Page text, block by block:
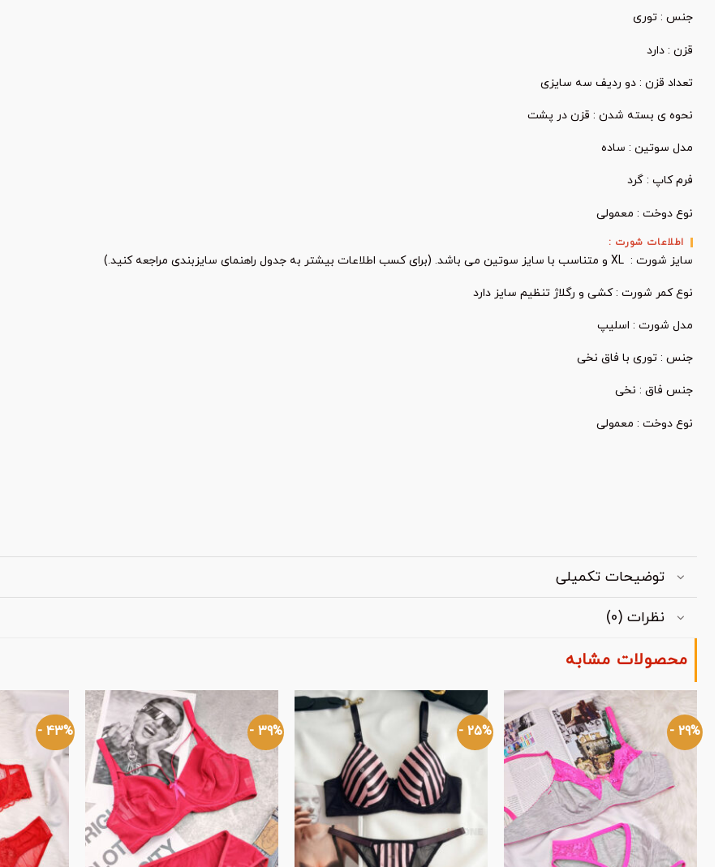
جنس : توری
قزن : دارد
تعداد قزن : دو ردیف سه سایزی
نحوه ی بسته شدن : قزن در پشت
مدل سوتین : ساده
فرم کاپ : گرد
نوع دوخت : معمولی
اطلاعات شورت :
سایز شورت : XL و متناسب با سایز سوتین می باشد. (برای کسب اطلاعات بیشتر به جدول راهنمای سایزبندی مراجعه کنید.)
نوع کمر شورت : کشی و رگلاژ تنظیم سایز دارد
مدل شورت : اسلیپ
جنس : توری با فاق نخی
جنس فاق : نخی
نوع دوخت : معمولی
توضیحات تکمیلی
نظرات (0)
محصولات مشابه
29% -
25% -
39% -
43% -